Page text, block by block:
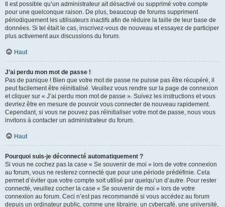
Il est possible qu’un administrateur ait désactivé ou supprimé votre compte
pour une quelconque raison. De plus, beaucoup de forums suppriment
périodiquement les utilisateurs inactifs afin de réduire la taille de leur base de
données. Si tel était le cas, inscrivez-vous de nouveau et essayez de participer
plus activement aux discussions du forum.
Haut
J’ai perdu mon mot de passe !
Pas de panique ! Bien que votre mot de passe ne puisse pas être récupéré, il
peut facilement être réinitialisé. Veuillez vous rendre sur la page de connexion
et cliquer sur « J’ai perdu mon mot de passe ». Suivez les instructions et vous
devriez être en mesure de pouvoir vous connecter de nouveau rapidement.
Cependant, si vous ne pouvez pas réinitialiser votre mot de passe, nous vous
invitons à contacter un administrateur du forum.
Haut
Pourquoi suis-je déconnecté automatiquement ?
Si vous ne cochez pas la case « Se souvenir de moi » lors de votre connexion
au forum, vous ne resterez connecté que pour une période prédéfinie. Cela
permet d’éviter que votre compte soit utilisé par quelqu’un d’autre. Pour rester
connecté, veuillez cocher la case « Se souvenir de moi » lors de votre
connexion au forum. Ceci n’est pas recommandé si vous accédez au forum
depuis un ordinateur public, comme une librairie, un cybercafé, une université,